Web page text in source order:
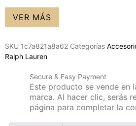
VER MÁS
SKU 1c7a821a8a62 Categorías
Ralph Lauren
Secure & Easy Payment
Este producto se vende en
marca. Al hacer clic, serás
página para completar la